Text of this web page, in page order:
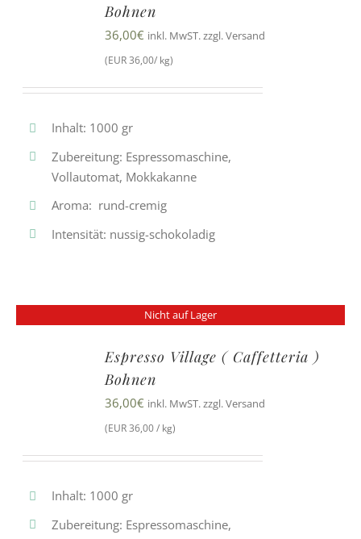
Bohnen
36,00€ inkl. MwST. zzgl. Versand
(EUR 36,00/ kg)
Inhalt: 1000 gr
Zubereitung: Espressomaschine,
Vollautomat, Mokkakanne
Aroma: rund-cremig
Intensität: nussig-schokoladig
Nicht auf Lager
Espresso Village ( Caffetteria )
Bohnen
36,00€ inkl. MwST. zzgl. Versand
(EUR 36,00 / kg)
Inhalt: 1000 gr
Zubereitung: Espressomaschine,